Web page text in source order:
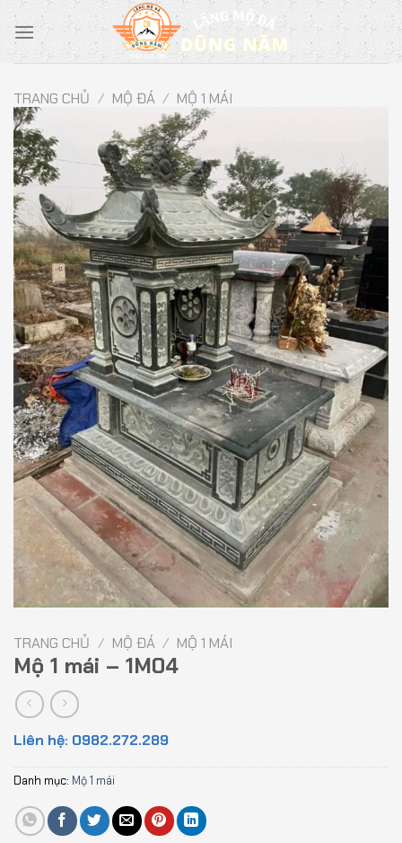
Chuyển
đến
nội
TRANG CHỦ / MỘ ĐÁ / MỘ 1 MÁI
TRANG CHỦ / MỘ ĐÁ / MỘ 1 MÁI
Mộ 1 mái – 1M04
Liên hệ: 0982.272.289
Danh mục: Mộ 1 mái